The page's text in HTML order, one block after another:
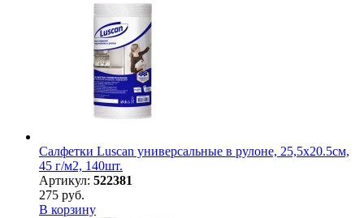
Салфетки Luscan универсальные в рулоне, 25,5х20.5см,
45 г/м2, 140шт.
Артикул: 522381
275 руб.
В корзину